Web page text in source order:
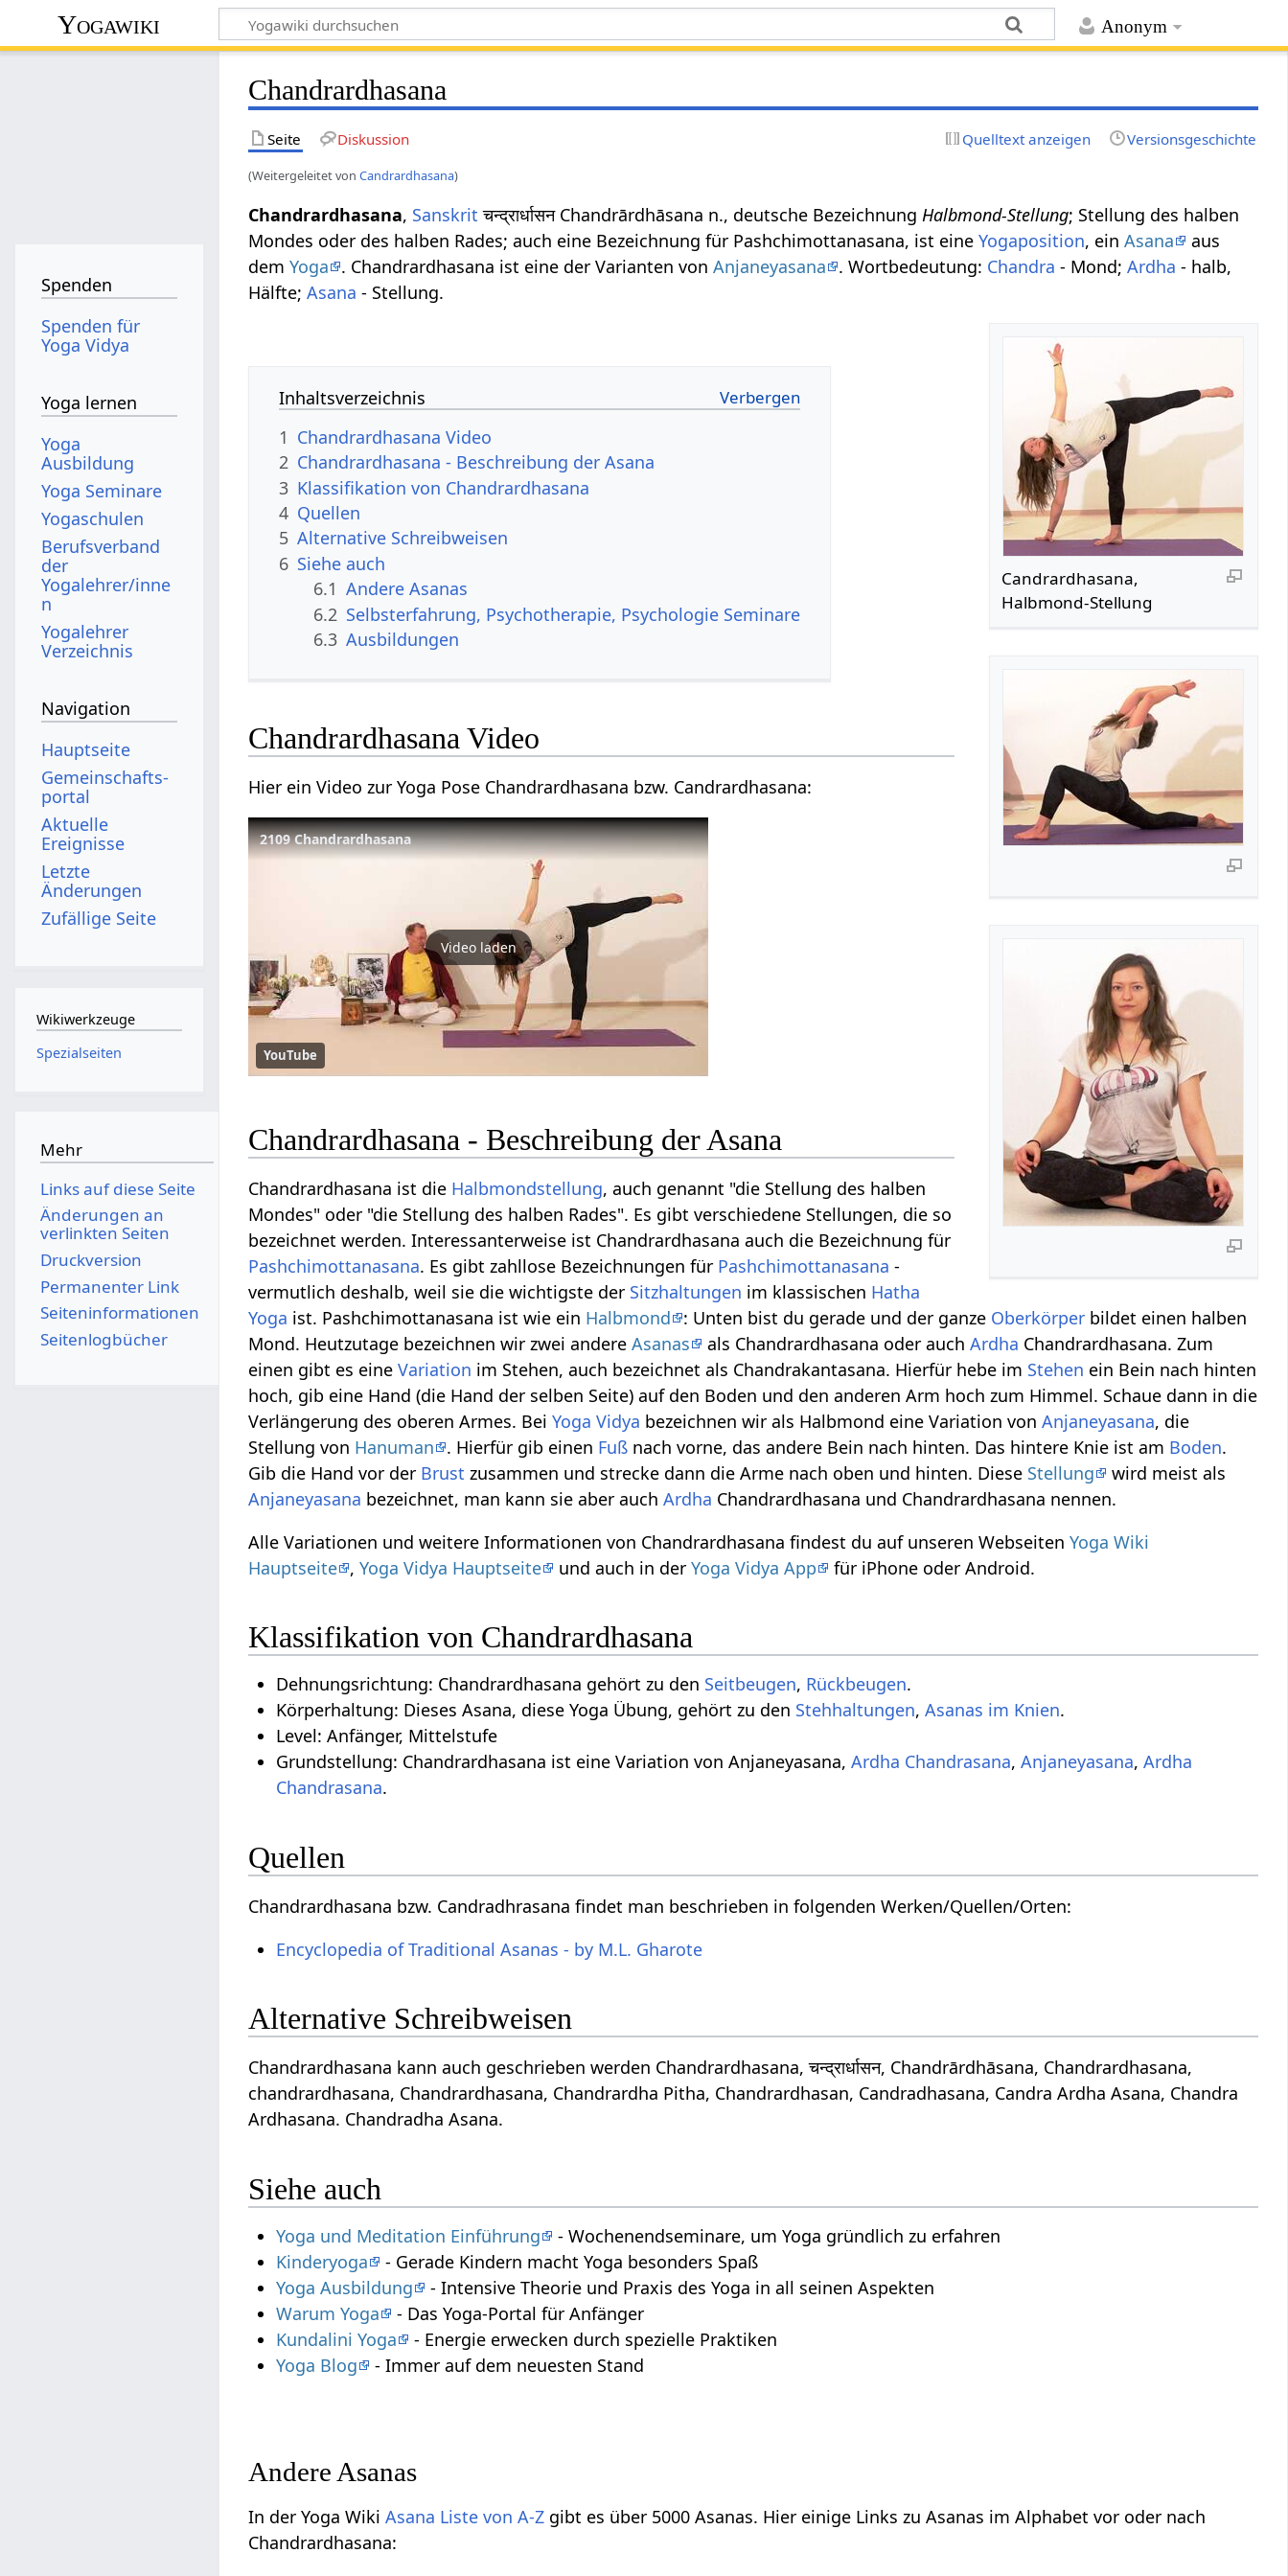
Anonym
Yogawiki
Chandrardhasana
Seite Diskussion Quelltext anzeigen Versionsgeschichte
(Weitergeleitet vonCandrardhasana)
Chandrardhasana, Sanskrit चन्द्रार्धासन Chandrārdhāsana n., deutsche Bezeichnung Halbmond-Stellung; Stellung des halben
Mondes oder des halben Rades; auch eine Bezeichnung für Pashchimottanasana, ist eineYogaposition, einAsana
aus
demYoga . Chandrardhasana ist eine der Varianten vonAnjaneyasana . Wortbedeutung: Chandra - Mond;Ardha - halb,
Hälfte;Asana - Stellung.
Candrardhasana,
Halbmond-Stellung
Inhaltsverzeichnis
1 Chandrardhasana Video
2 Chandrardhasana - Beschreibung der Asana
3 Klassifikation von Chandrardhasana
4 Quellen
5 Alternative Schreibweisen
6 Siehe auch
6.1 Andere Asanas
6.2 Selbsterfahrung, Psychotherapie, Psychologie Seminare
6.3 Ausbildungen
Chandrardhasana Video
Hier ein Video zur Yoga Pose Chandrardhasana bzw. Candrardhasana:
2109 Chandrardhasana
Video laden
YouTube
Chandrardhasana - Beschreibung der Asana
Chandrardhasana ist die Halbmondstellung, auch genannt "die Stellung des halben
Mondes" oder "die Stellung des halben Rades". Es gibt verschiedene Stellungen, die so
bezeichnet werden. Interessanterweise ist Chandrardhasana auch die Bezeichnung für
Pashchimottanasana. Es gibt zahllose Bezeichnungen für Pashchimottanasana -
vermutlich deshalb, weil sie die wichtigste der Sitzhaltungen im klassischen Hatha
Yoga ist. Pashchimottanasana ist wie ein Halbmond : Unten bist du gerade und der ganze Oberkörper bildet einen halben
Mond. Heutzutage bezeichnen wir zwei andereAsanas als Chandrardhasana oder auchArdha Chandrardhasana. Zum
einen gibt es eineVariation im Stehen, auch bezeichnet als Chandrakantasana. Hierfür hebe im Stehen ein Bein nach hinten
hoch, gib eine Hand (die Hand der selben Seite) auf den Boden und den anderen Arm hoch zum Himmel. Schaue dann in die
Verlängerung des oberen Armes. BeiYoga Vidya bezeichnen wir als Halbmond eine Variation vonAnjaneyasana, die
Stellung von Hanuman . Hierfür gib einen Fuß nach vorne, das andere Bein nach hinten. Das hintere Knie ist am Boden.
Gib die Hand vor der Brust zusammen und strecke dann die Arme nach oben und hinten. Diese Stellung
wird meist als
Anjaneyasana bezeichnet, man kann sie aber auchArdha Chandrardhasana und Chandrardhasana nennen.
Alle Variationen und weitere Informationen von Chandrardhasana findest du auf unseren WebseitenYoga Wiki
Hauptseite ,Yoga Vidya Hauptseite und auch in derYoga Vidya App für iPhone oder Android.
Klassifikation von Chandrardhasana
Dehnungsrichtung: Chandrardhasana gehört zu den Seitbeugen, Rückbeugen.
Körperhaltung: Dieses Asana, diese Yoga Übung, gehört zu den Stehhaltungen,Asanas im Knien.
Level: Anfänger, Mittelstufe
Grundstellung: Chandrardhasana ist eine Variation von Anjaneyasana,Ardha Chandrasana,Anjaneyasana,Ardha
Chandrasana.
Quellen
Chandrardhasana bzw. Candradhrasana findet man beschrieben in folgenden Werken/Quellen/Orten:
Encyclopedia of Traditional Asanas - by M.L. Gharote
Alternative Schreibweisen
Chandrardhasana kann auch geschrieben werden Chandrardhasana, चन्द्रार्धासन, Chandrārdhāsana, Chandrardhasana,
chandrardhasana, Chandrardhasana, Chandrardha Pitha, Chandrardhasan, Candradhasana, Candra Ardha Asana, Chandra
Ardhasana. Chandradha Asana.
Siehe auch
Yoga und Meditation Einführung
- Wochenendseminare, um Yoga gründlich zu erfahren
Kinderyoga
- Gerade Kindern macht Yoga besonders Spaß
Yoga Ausbildung
- Intensive Theorie und Praxis des Yoga in all seinen Aspekten
Warum Yoga
- Das Yoga-Portal für Anfänger
Kundalini Yoga
- Energie erwecken durch spezielle Praktiken
Yoga Blog
- Immer auf dem neuesten Stand
Andere Asanas
In der Yoga WikiAsana Liste von A-Z gibt es über 5000 Asanas. Hier einige Links zu Asanas im Alphabet vor oder nach
Chandrardhasana:
Spenden
Spenden für
Yoga Vidya
Yoga lernen
Yoga
Ausbildung
Yoga Seminare
Yogaschulen
Berufsverband
der
Yogalehrer/inne
n
Yogalehrer
Verzeichnis
Navigation
Hauptseite
Gemeinschafts­
portal
Aktuelle
Ereignisse
Letzte
Änderungen
Zufällige Seite
Wikiwerkzeuge
Spezialseiten
Mehr
Links auf diese Seite
Änderungen an
verlinkten Seiten
Druckversion
Permanenter Link
Seiten­­informationen
Seitenlogbücher